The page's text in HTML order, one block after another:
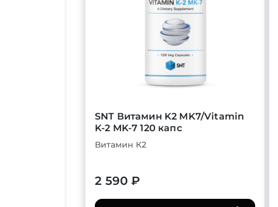
SNT Витамин K2 MK7/Vitamin
K-2 MK-7 120 капс
Витамин К2
2 590 ₽